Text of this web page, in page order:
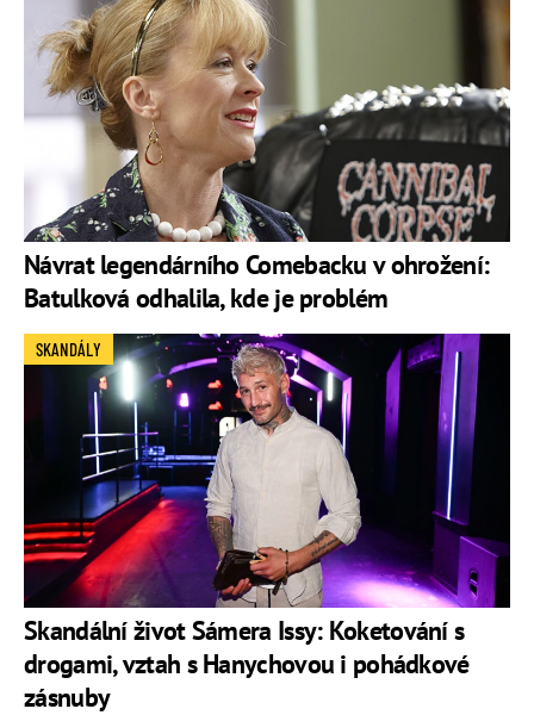
Návrat legendárního Comebacku v ohrožení:
Batulková odhalila, kde je problém
Skandální život Sámera Issy: Koketování s
drogami, vztah s Hanychovou i pohádkové
zásnuby
SKANDÁLY